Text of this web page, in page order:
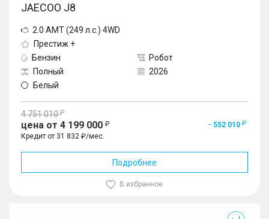
JAECOO J8
2.0 AMT (249 л.с.) 4WD
Престиж +
Бензин
Робот
Полный
2026
Белый
4 751 010
цена от 4 199 000
- 552 010
Кредит от 31 832 ₽/мес.
Подробнее
В избранное